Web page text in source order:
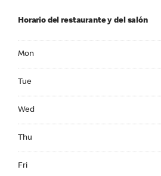
Horario del restaurante y del salón
Mon
Tue
Wed
Thu
Fri